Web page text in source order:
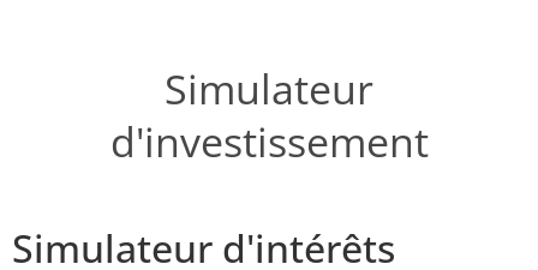
Simulateur
d'investissement
Simulateur d'intérêts